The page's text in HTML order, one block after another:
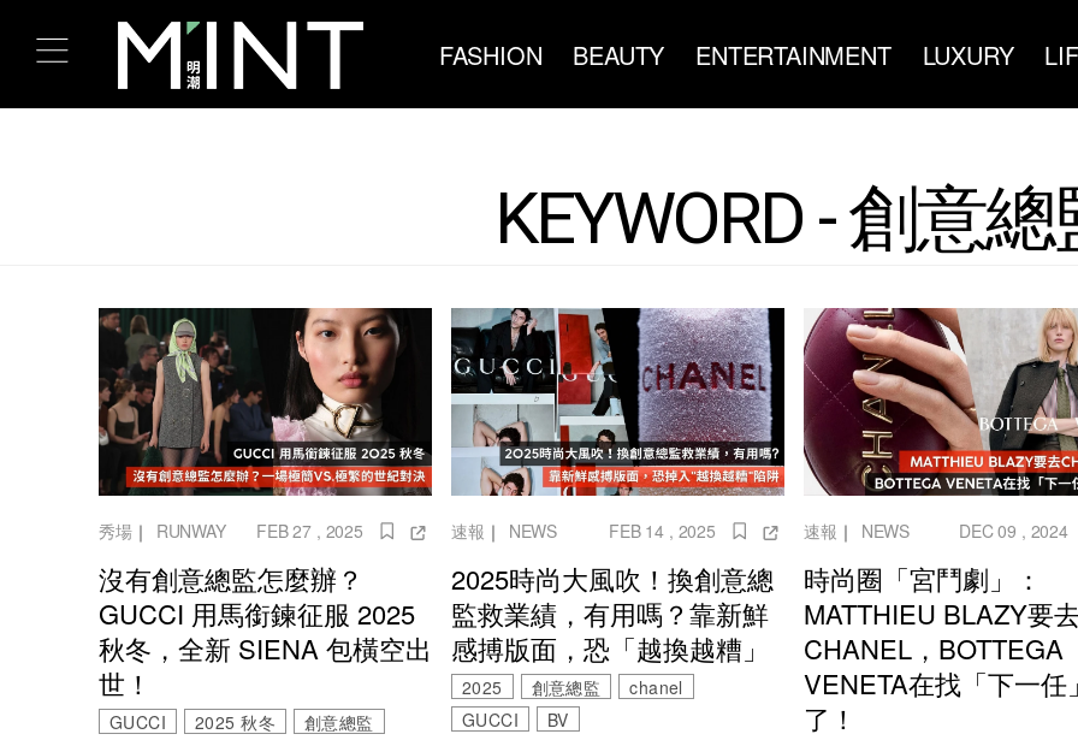
FASHION BEAUTY ENTERTAINMENT LUXURY
KEYWORD - 創意總
秀場｜ RUNWAY FEB 27 , 2025
沒有創意總監怎麼辦？
GUCCI 用馬銜鍊征服 2025
秋冬，全新 SIENA 包橫空出
世！
GUCCI 2025 秋冬
創意總監
速報 ｜ NEWS FEB 14 , 2025
2025時尚大風吹！換創意總
監救業績，有用嗎？靠新鮮
感搏版面，恐「越換越糟」
2025 創意總監
chanel
GUCCI
BV
速報 ｜ NEWS DEC 09 , 2024
時尚圈「宮鬥劇」：
MATTHIEU BLAZY要
CHANEL，BOTTEGA
VENETA在找「下一任」
了！